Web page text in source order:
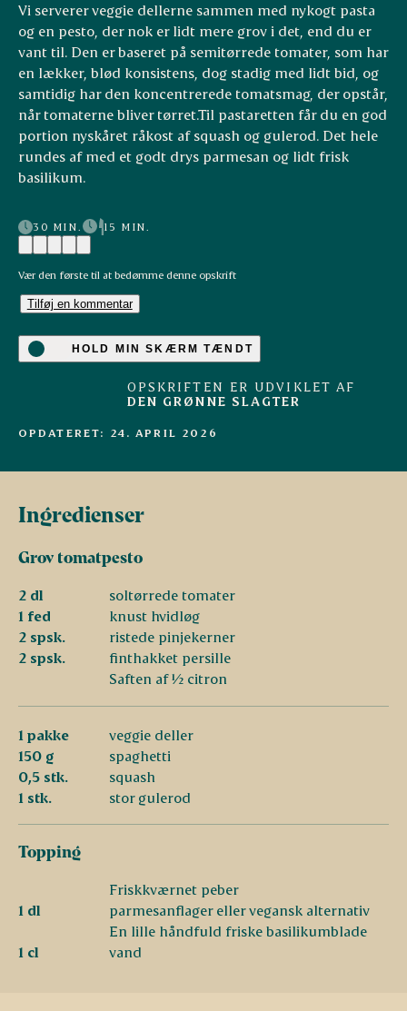
Vi serverer veggie dellerne sammen med nykogt pasta
og en pesto, der nok er lidt mere grov i det, end du er
vant til. Den er baseret på semitørrede tomater, som har
en lækker, blød konsistens, dog stadig med lidt bid, og
samtidig har den koncentrerede tomatsmag, der opstår,
når tomaterne bliver tørret.Til pastaretten får du en god
portion nyskåret råkost af squash og gulerod. Det hele
rundes af med et godt drys parmesan og lidt frisk
basilikum.
30 MIN. 15 MIN.
Vær den første til at bedømme denne opskrift
Tilføj en kommentar
HOLD MIN SKÆRM TÆNDT
OPSKRIFTEN ER UDVIKLET AF
DEN GRØNNE SLAGTER
OPDATERET: 24. APRIL 2026
Ingredienser
Grov tomatpesto
2 dl
soltørrede tomater
1 fed
knust hvidløg
2 spsk.
ristede pinjekerner
2 spsk.
finthakket persille
Saften af ½ citron
1 pakke
veggie deller
150 g
spaghetti
0,5 stk.
squash
1 stk.
stor gulerod
Topping
Friskkværnet peber
1 dl
parmesanflager eller vegansk alternativ
En lille håndfuld friske basilikumblade
1 cl
vand